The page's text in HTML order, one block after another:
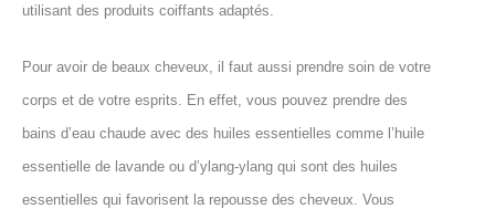
utilisant des produits coiffants adaptés.
Pour avoir de beaux cheveux, il faut aussi prendre soin de votre
corps et de votre esprits. En effet, vous pouvez prendre des
bains d’eau chaude avec des huiles essentielles comme l’huile
essentielle de lavande ou d’ylang-ylang qui sont des huiles
essentielles qui favorisent la repousse des cheveux. Vous